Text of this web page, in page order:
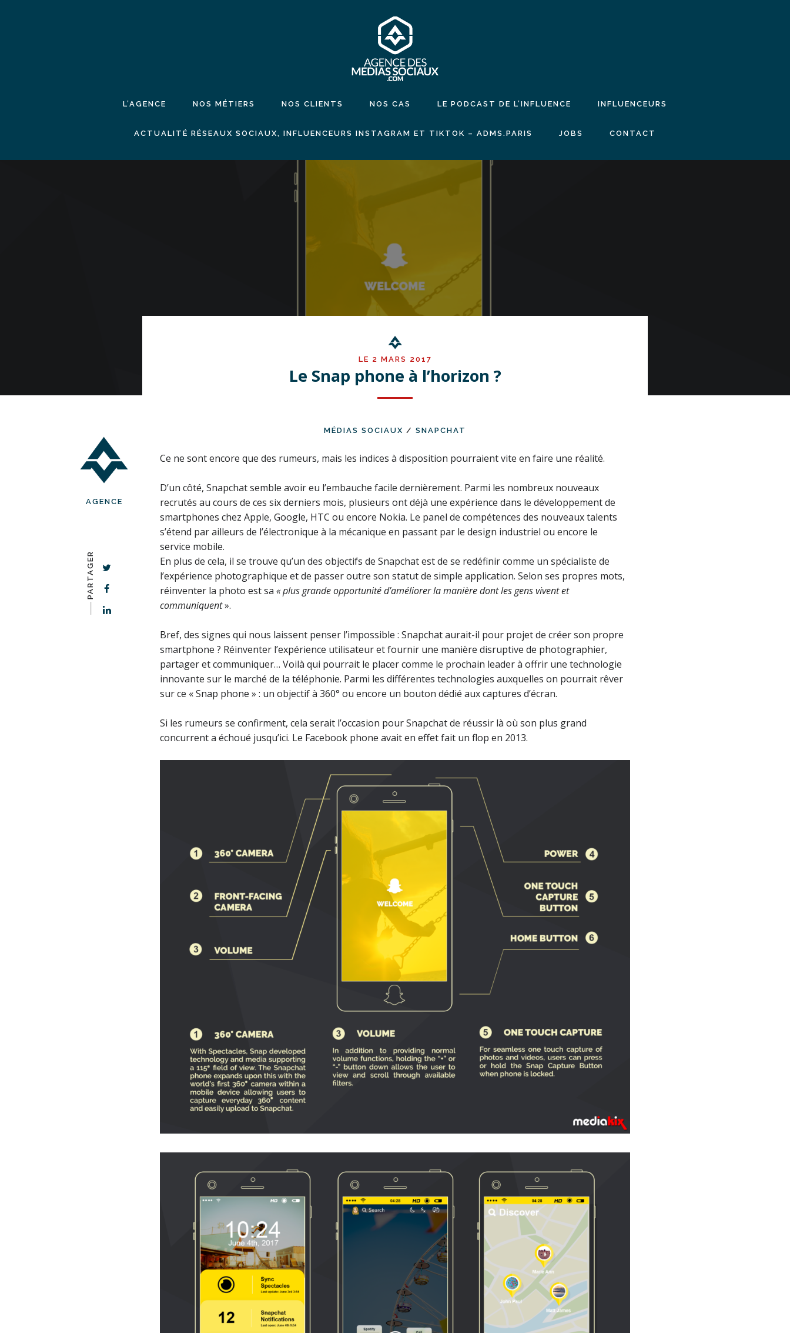
L’AGENCE NOS MÉTIERS NOS CLIENTS NOS CAS LE PODCAST DE L’INFLUENCE INFLUENCEURS
ACTUALITÉ RÉSEAUX SOCIAUX, INFLUENCEURS INSTAGRAM ET TIKTOK – ADMS.PARIS JOBS CONTACT
AGENCE
PARTAGER
LE 2 MARS 2017
Le Snap phone à l’horizon ?
MÉDIAS SOCIAUX / SNAPCHAT
Ce ne sont encore que des rumeurs, mais les indices à disposition pourraient vite en faire une réalité.
D’un côté, Snapchat semble avoir eu l’embauche facile dernièrement. Parmi les nombreux nouveaux
recrutés au cours de ces six derniers mois, plusieurs ont déjà une expérience dans le développement de
smartphones chez Apple, Google, HTC ou encore Nokia. Le panel de compétences des nouveaux talents
s’étend par ailleurs de l’électronique à la mécanique en passant par le design industriel ou encore le
service mobile.
En plus de cela, il se trouve qu’un des objectifs de Snapchat est de se redéfinir comme un spécialiste de
l’expérience photographique et de passer outre son statut de simple application. Selon ses propres mots,
réinventer la photo est sa « plus grande opportunité d’améliorer la manière dont les gens vivent et
communiquent».
Bref, des signes qui nous laissent penser l’impossible : Snapchat aurait-il pour projet de créer son propre
smartphone ? Réinventer l’expérience utilisateur et fournir une manière disruptive de photographier,
partager et communiquer… Voilà qui pourrait le placer comme le prochain leader à offrir une technologie
innovante sur le marché de la téléphonie. Parmi les différentes technologies auxquelles on pourrait rêver
sur ce « Snap phone » : un objectif à 360° ou encore un bouton dédié aux captures d’écran.
Si les rumeurs se confirment, cela serait l’occasion pour Snapchat de réussir là où son plus grand
concurrent a échoué jusqu’ici. Le Facebook phone avait en effet fait un flop en 2013.